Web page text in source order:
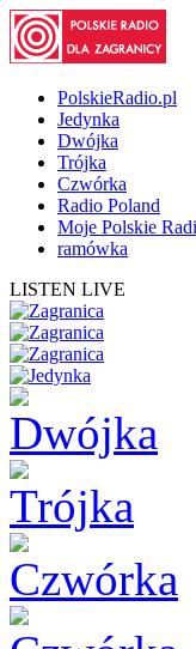
PolskieRadio.pl
Jedynka
Dwójka
Trójka
Czwórka
Radio Poland
Moje Polskie
ramówka
LISTEN LIVE